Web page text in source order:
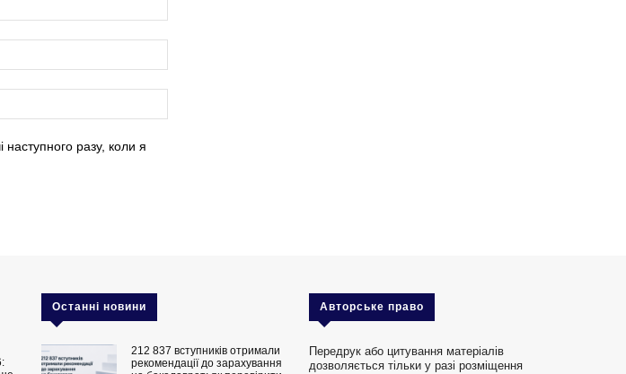
разу, коли я
Останні новини
212 837 вступників отримали
рекомендації до зарахування
Авторське право
Передрук або цитування матеріалів
дозволяється тільки у разі розміщення